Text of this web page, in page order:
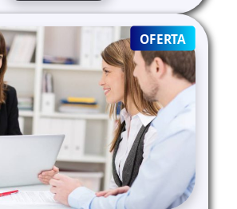
495,00 €.140,00 €.
OFERTA
ON
SALE